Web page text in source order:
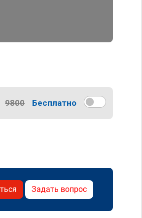
9800 Бесплатно
Задать вопрос